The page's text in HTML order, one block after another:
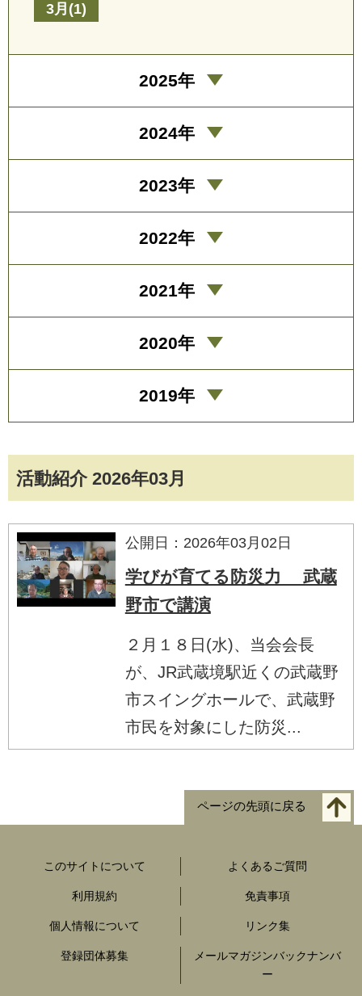
活動紹介 2026年03月
公開日：2026年03月02日
学びが育てる防災力 武蔵
野市で講演
２月１８日(水)、当会会長
が、JR武蔵境駅近くの武蔵野
市スイングホールで、武蔵野
市民を対象にした防災...
3月(1)
2025年
2024年
2023年
2022年
2021年
2020年
2019年
ページの先頭に戻る
このサイトについて よくあるご質問
利用規約 免責事項
個人情報について リンク集
登録団体募集
メールマガジンバックナンバ
ー